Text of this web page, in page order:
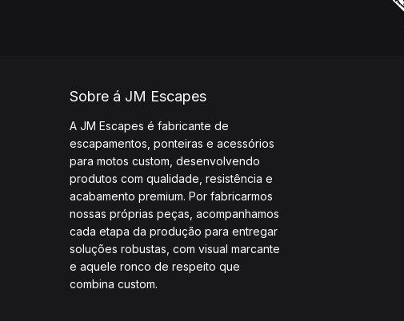
Sobre á JM Escapes
A JM Escapes é fabricante de
escapamentos, ponteiras e acessórios
para motos custom, desenvolvendo
produtos com qualidade, resistência e
acabamento premium. Por fabricarmos
nossas próprias peças, acompanhamos
cada etapa da produção para entregar
soluções robustas, com visual marcante
e aquele ronco de respeito que
combina custom.